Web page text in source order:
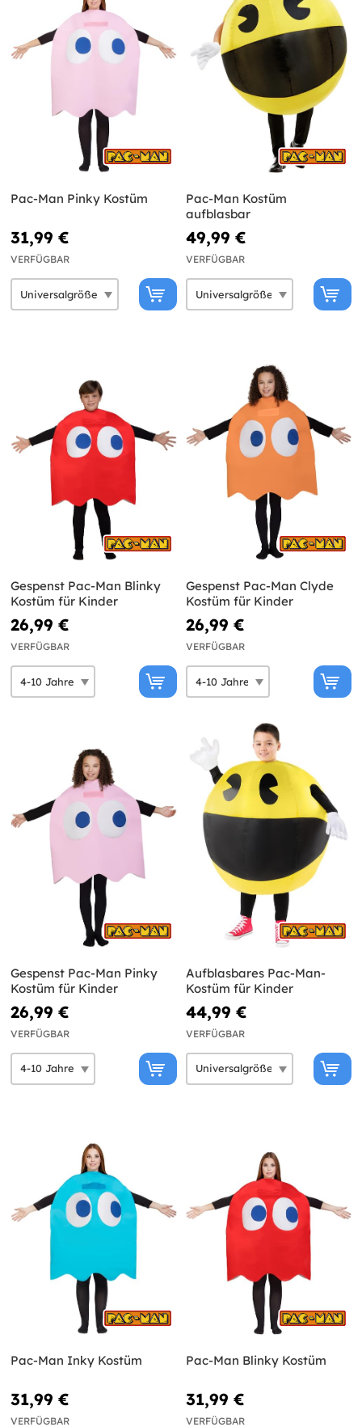
Pac-Man Pinky Kostüm
31,99 €
VERFÜGBAR
Pac-Man Kostüm
aufblasbar
49,99 €
VERFÜGBAR
Gespenst Pac-Man Blinky
Kostüm für Kinder
26,99 €
VERFÜGBAR
Gespenst Pac-Man Clyde
Kostüm für Kinder
26,99 €
VERFÜGBAR
Gespenst Pac-Man Pinky
Kostüm für Kinder
26,99 €
VERFÜGBAR
Aufblasbares Pac-Man-
Kostüm für Kinder
44,99 €
VERFÜGBAR
Pac-Man Inky Kostüm
31,99 €
VERFÜGBAR
Pac-Man Blinky Kostüm
31,99 €
VERFÜGBAR